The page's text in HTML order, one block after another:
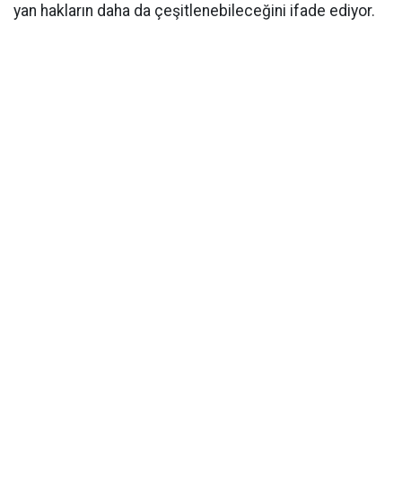
yan hakların daha da çeşitlenebileceğini ifade ediyor.